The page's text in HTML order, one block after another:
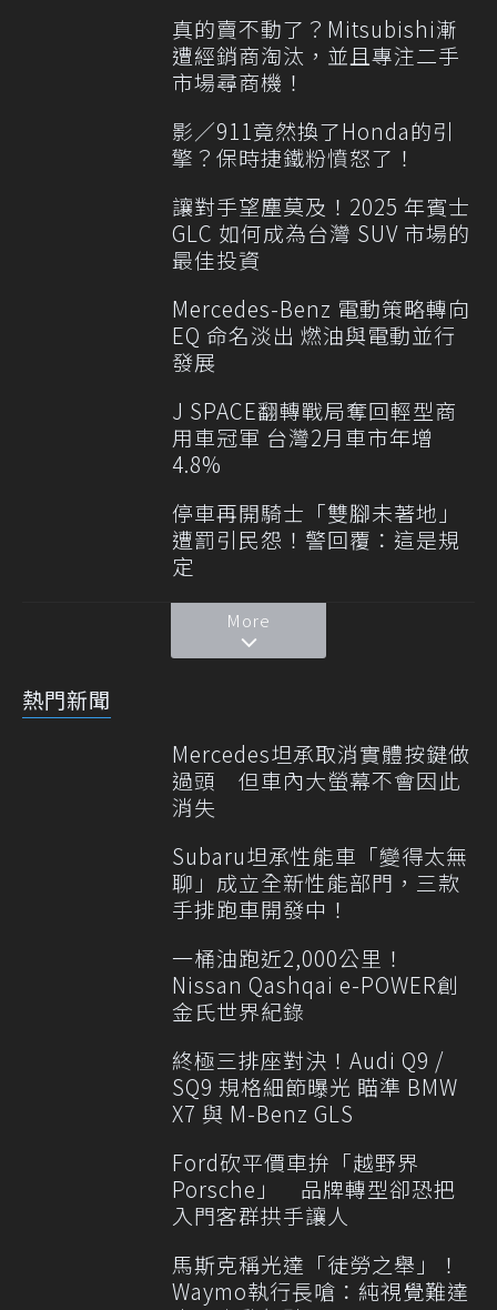
真的賣不動了？Mitsubishi漸
遭經銷商淘汰，並且專注二手
市場尋商機！
影／911竟然換了Honda的引
擎？保時捷鐵粉憤怒了！
讓對手望塵莫及！2025 年賓士
GLC 如何成為台灣 SUV 市場的
最佳投資
Mercedes-Benz 電動策略轉向
EQ 命名淡出 燃油與電動並行
發展
J SPACE翻轉戰局奪回輕型商
用車冠軍 台灣2月車市年增
4.8%
停車再開騎士「雙腳未著地」
遭罰引民怨！警回覆：這是規
定
More
熱門新聞
Mercedes坦承取消實體按鍵做
過頭 但車內大螢幕不會因此
消失
Subaru坦承性能車「變得太無
聊」成立全新性能部門，三款
手排跑車開發中！
一桶油跑近2,000公里！
Nissan Qashqai e-POWER創
金氏世界紀錄
終極三排座對決！Audi Q9 /
SQ9 規格細節曝光 瞄準 BMW
X7 與 M-Benz GLS
Ford砍平價車拚「越野界
Porsche」 品牌轉型卻恐把
入門客群拱手讓人
馬斯克稱光達「徒勞之舉」！
Waymo執行長嗆：純視覺難達